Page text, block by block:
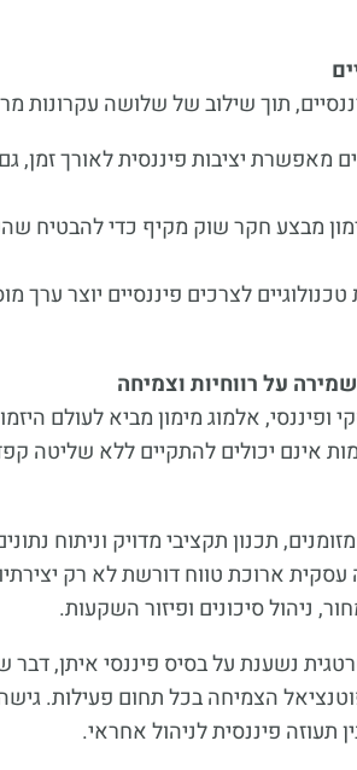
תוך שילוב של שלושה עקרונות
מאפשרת יציבות פיננסית לאורך זמן,
מבצע חקר שוק מקיף כדי להבטיח
טכנולוגיים לצרכים פיננסיים יוצר ערך
על רווחיות וצמיחה
אלמוג מימון מביא לעולם
אינם יכולים להתקיים ללא שליטה
תכנון תקציבי מדויק וניתוח
ארוכת טווח דורשת לא רק
ניהול סיכונים ופיזור השקעות.
נשענת על בסיס פיננסי איתן,
הצמיחה בכל תחום פעילות.
תעוזה פיננסית לניהול אחראי.